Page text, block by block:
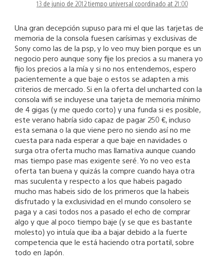
13 de junio de 2012 tiempo universal coordinado at 21:00
Una gran decepción supuso para mi el que las tarjetas de
memoria de la consola fuesen carísimas y exclusivas de
Sony como las de la psp, y lo veo muy bien porque es un
negocio pero aunque sony fije los precios a su manera yo
fijo los precios a la mía y si no nos entendemos, espero
pacientemente a que baje o estos se adapten a mis
criterios de mercado. Si en la oferta del uncharted con la
consola wifi se incluyese una tarjeta de memoria mínimo
de 4 gigas (y me quedo corto) y una funda si es posible,
este verano habría sido capaz de pagar 250 €, incluso
esta semana o la que viene pero no siendo así no me
cuesta para nada esperar a que baje en navidades o
surga otra oferta mucho mas llamativa aunque cuando
mas tiempo pase mas exigente seré. Yo no veo esta
oferta tan buena y quizás la compre cuando haya otra
mas suculenta y respecto a los que habeis pagado
mucho mas habeis sido de los primeros que la habeis
disfrutado y la exclusividad en el mundo consolero se
paga y a casi todos nos a pasado el echo de comprar
algo y que al poco tiempo baje (y se que es bastante
molesto) yo intuía que iba a bajar debido a la fuerte
competencia que le está haciendo otra portatil, sobre
todo en Japón.